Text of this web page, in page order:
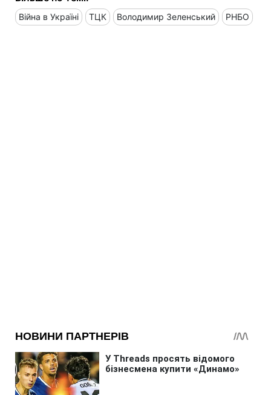
Війна в Україні ТЦК Володимир Зеленський РНБО